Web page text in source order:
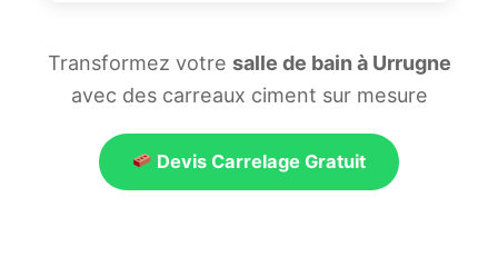
Transformez votre salle de bain à Urrugne
avec des carreaux ciment sur mesure
Devis Carrelage Gratuit